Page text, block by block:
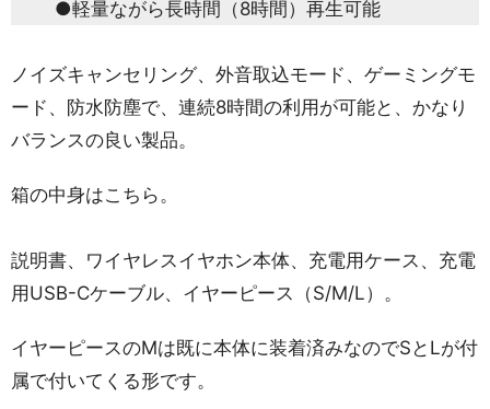
●軽量ながら長時間（8時間）再生可能
ノイズキャンセリング、外音取込モード、ゲーミングモ
ード、防水防塵で、連続8時間の利用が可能と、かなり
バランスの良い製品。
箱の中身はこちら。
説明書、ワイヤレスイヤホン本体、充電用ケース、充電
用USB-Cケーブル、イヤーピース（S/M/L）。
イヤーピースのMは既に本体に装着済みなのでSとLが付
属で付いてくる形です。